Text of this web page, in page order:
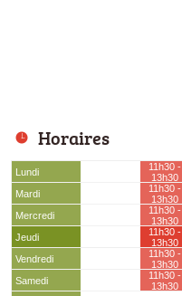
Horaires
Lundi
11h30 -
13h30
Mardi
11h30 -
13h30
Mercredi
11h30 -
13h30
Jeudi
11h30 -
13h30
Vendredi
11h30 -
13h30
Samedi
11h30 -
13h30